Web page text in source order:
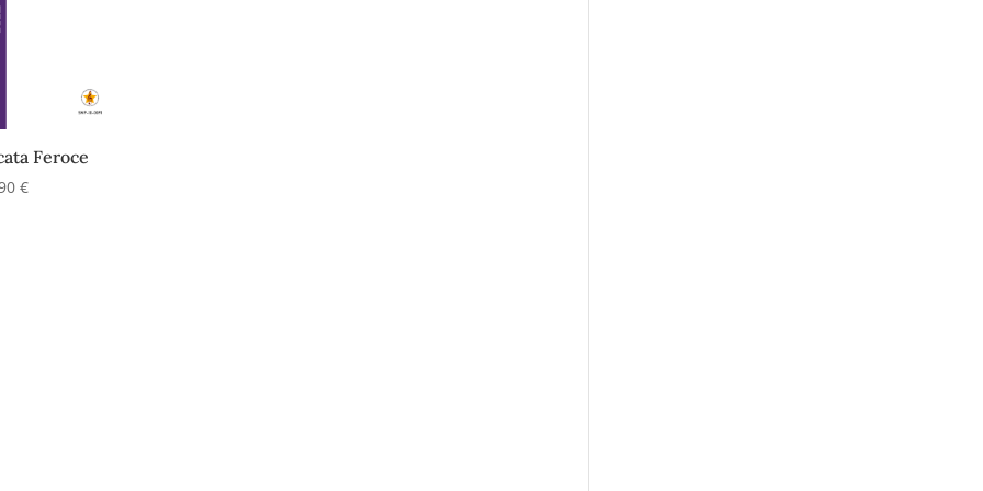
Feroce
€